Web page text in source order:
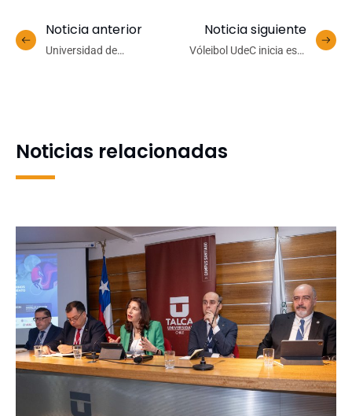
Noticia anterior
Universidad de
Noticia siguiente
Vóleibol UdeC inicia este
Noticias relacionadas